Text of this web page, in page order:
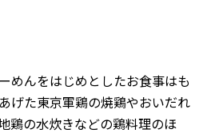
めんをはじめとしたお食事はも
げた東京軍鶏の焼鶏やおいだれ
鶏の水炊きなどの鶏料理のほ